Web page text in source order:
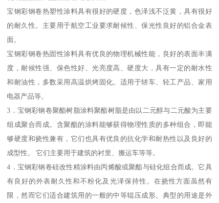
宝钢彩钢卷热塑性涂料具有很好的硬度，色泽浅不泛黄，具有很好
的耐久性。主要用于航空工业要求耐候性、保光性良好的铝合金表
面。
宝钢彩钢卷热固性涂料具有优良的物理机械性能，良好的表面丰满
度，耐候性强、保色性好、光亮度高、硬度大，具有一定的耐水性
和耐油性，多数采用高温烘烤固化。适用于轿车、轻工产品、家用
电器产品等。
3．宝钢彩钢卷聚酯树脂涂料聚酯树脂是由以二元醇与二元酸为主要
组成聚合而成。含聚酯的涂料能够获得物理性质的多种组合，即能
够硬度和挠性兼有，它们也具有优良的抗化学和耐热性以及良好的
成型性。 它们主要用于建筑的衬里、搬运车等等。
4．宝钢彩钢卷硅改性精涂料由丙烯酸或聚酯与硅化组合而成。它具
有良好的外表耐久性和不粉化及光泽保持性。在挠性方面虽然有
限，然而它们适合建筑用的一般的中等辊压成形。典型的用途是外